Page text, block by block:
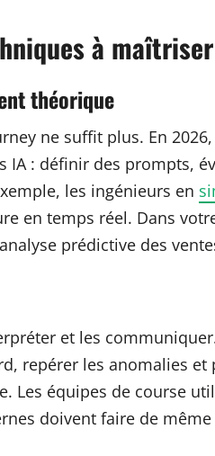
à
théorique
ne suffit plus. En
IA : définir des prompts,
les ingénieurs en
en temps réel. Dans
prédictive des
et les
repérer les anomalies et
Les équipes de course
doivent faire de